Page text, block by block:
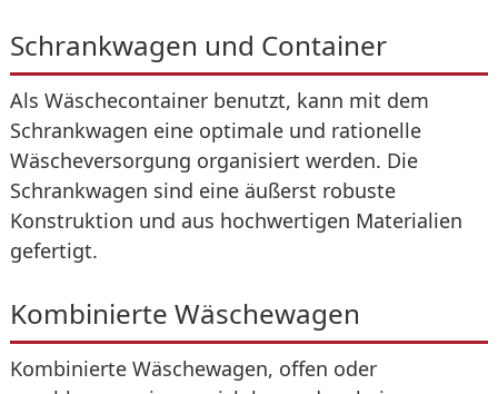
Schrankwagen und Container
Als Wäschecontainer benutzt, kann mit dem
Schrankwagen eine optimale und rationelle
Wäscheversorgung organisiert werden. Die
Schrankwagen sind eine äußerst robuste
Konstruktion und aus hochwertigen Materialien
gefertigt.
Kombinierte Wäschewagen
Kombinierte Wäschewagen, offen oder